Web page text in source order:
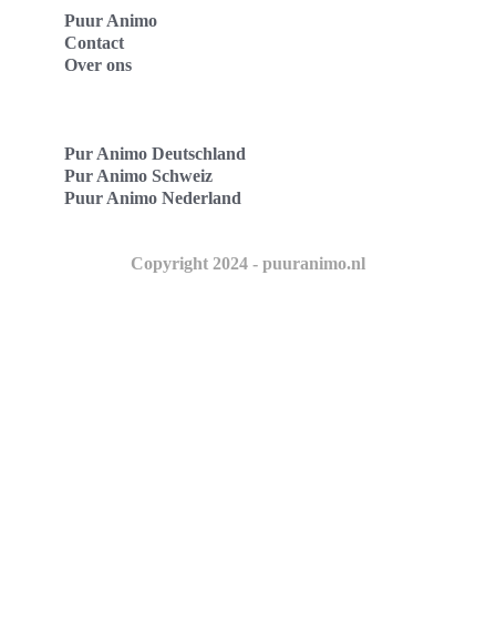
Puur Animo
Contact
Over ons
Pur Animo Deutschland
Pur Animo Schweiz
Puur Animo Nederland
Copyright 2024 - puuranimo.nl